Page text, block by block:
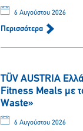
6 Αυγούστου 2026
Περισσότερα
TÜV AUSTRIA
Fitness Meals με
Waste»
6 Αυγούστου 2026